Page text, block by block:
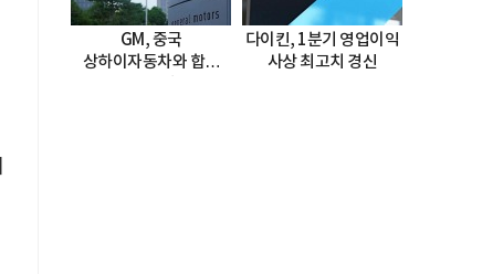
GM, 중국
상하이자동차와 합작
다이킨, 1분기 영업이익
사상 최고치 경신